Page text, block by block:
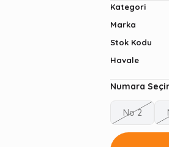
Kategori
Marka
Stok Kodu
Havale
Numara
No 2